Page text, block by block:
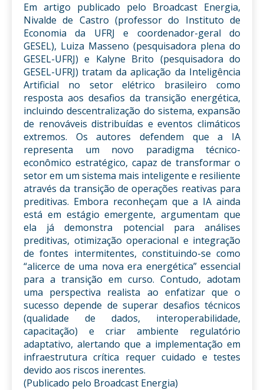
Em artigo publicado pelo Broadcast Energia,
Nivalde de Castro (professor do Instituto de
Economia da UFRJ e coordenador-geral do
GESEL), Luiza Masseno (pesquisadora plena do
GESEL-UFRJ) e Kalyne Brito (pesquisadora do
GESEL-UFRJ) tratam da aplicação da Inteligência
Artificial no setor elétrico brasileiro como
resposta aos desafios da transição energética,
incluindo descentralização do sistema, expansão
de renováveis distribuídas e eventos climáticos
extremos. Os autores defendem que a IA
representa um novo paradigma técnico-
econômico estratégico, capaz de transformar o
setor em um sistema mais inteligente e resiliente
através da transição de operações reativas para
preditivas. Embora reconheçam que a IA ainda
está em estágio emergente, argumentam que
ela já demonstra potencial para análises
preditivas, otimização operacional e integração
de fontes intermitentes, constituindo-se como
“alicerce de uma nova era energética” essencial
para a transição em curso. Contudo, adotam
uma perspectiva realista ao enfatizar que o
sucesso depende de superar desafios técnicos
(qualidade de dados, interoperabilidade,
capacitação) e criar ambiente regulatório
adaptativo, alertando que a implementação em
infraestrutura crítica requer cuidado e testes
devido aos riscos inerentes.
(Publicado pelo Broadcast Energia)